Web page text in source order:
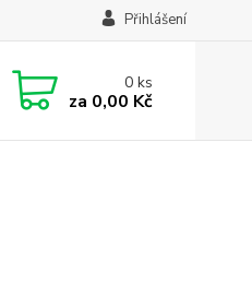
Přihlášení
0ks
za 0,00 Kč